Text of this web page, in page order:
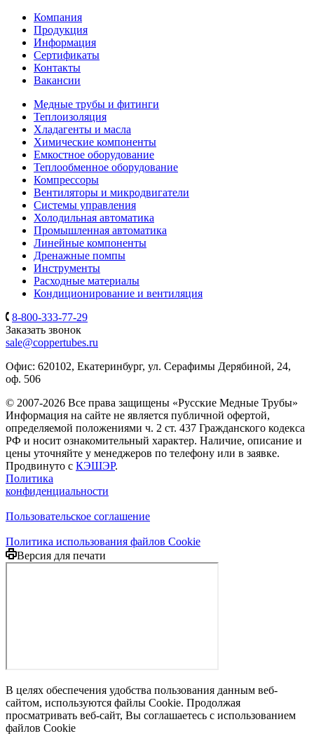
Компания
Продукция
Информация
Сертификаты
Контакты
Вакансии
Медные трубы и фитинги
Теплоизоляция
Хладагенты и масла
Химические компоненты
Емкостное оборудование
Теплообменное оборудование
Компрессоры
Вентиляторы и микродвигатели
Системы управления
Холодильная автоматика
Промышленная автоматика
Линейные компоненты
Дренажные помпы
Инструменты
Расходные материалы
Кондиционирование и вентиляция
8-800-333-77-29
Заказать звонок
sale@coppertubes.ru
Офис: 620102, Екатеринбург, ул. Серафимы Дерябиной, 24,
оф. 506
© 2007-2026 Все права защищены «Русские Медные Трубы»
Информация на сайте не является публичной офертой,
определяемой положениями ч. 2 ст. 437 Гражданского кодекса
РФ и носит ознакомительный характер. Наличие, описание и
цены уточняйте у менеджеров по телефону или в заявке.
Продвинуто с КЭШЭР.
Политика
конфиденциальности
Пользовательское соглашение
Политика использования файлов Cookie
Версия для печати
В целях обеспечения удобства пользования данным веб-
сайтом, используются файлы Cookie. Продолжая
просматривать веб-сайт, Вы соглашаетесь с использованием
файлов Cookie